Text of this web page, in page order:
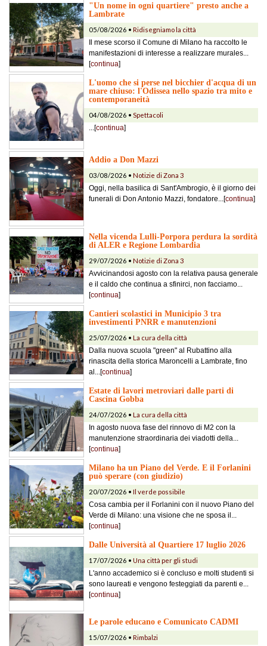
"Un nome in ogni quartiere" presto anche a
Lambrate
05/08/2026 • Ridisegniamo la città
Il mese scorso il Comune di Milano ha raccolto le
manifestazioni di interesse a realizzare murales...
[continua]
L'uomo che si perse nel bicchier d'acqua di un
mare chiuso: l'Odissea nello spazio tra mito e
contemporaneità
04/08/2026 • Spettacoli
...[continua]
Addio a Don Mazzi
03/08/2026 • Notizie di Zona 3
Oggi, nella basilica di Sant'Ambrogio, è il giorno dei
funerali di Don Antonio Mazzi, fondatore...[continua]
Nella vicenda Lulli-Porpora perdura la sordità
di ALER e Regione Lombardia
29/07/2026 • Notizie di Zona 3
Avvicinandosi agosto con la relativa pausa generale
e il caldo che continua a sfinirci, non facciamo...
[continua]
Cantieri scolastici in Municipio 3 tra
investimenti PNRR e manutenzioni
25/07/2026 • La cura della città
Dalla nuova scuola "green" al Rubattino alla
rinascita della storica Maroncelli a Lambrate, fino
al...[continua]
Estate di lavori metroviari dalle parti di
Cascina Gobba
24/07/2026 • La cura della città
In agosto nuova fase del rinnovo di M2 con la
manutenzione straordinaria dei viadotti della...
[continua]
Milano ha un Piano del Verde. E il Forlanini
può sperare (con giudizio)
20/07/2026 • Il verde possibile
Cosa cambia per il Forlanini con il nuovo Piano del
Verde di Milano: una visione che ne sposa il...
[continua]
Dalle Università al Quartiere 17 luglio 2026
17/07/2026 • Una città per gli studi
L'anno accademico si è concluso e molti studenti si
sono laureati e vengono festeggiati da parenti e...
[continua]
Le parole educano e Comunicato CADMI
15/07/2026 • Rimbalzi